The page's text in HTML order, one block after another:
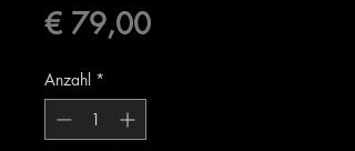
€ 79,00Preis
Anzahl *